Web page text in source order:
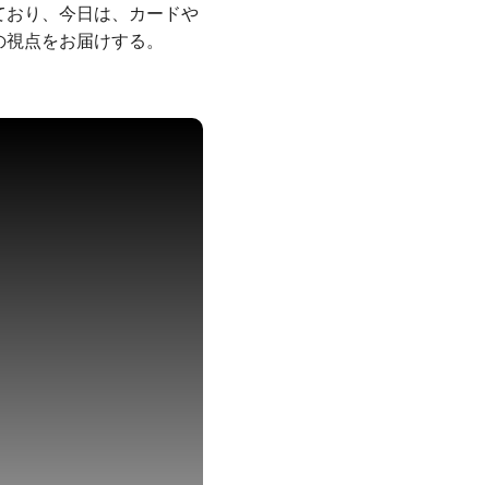
り、今日は、カードや
点をお届けする。